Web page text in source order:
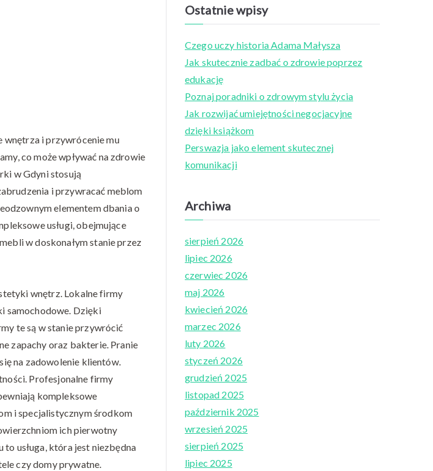
wnętrza i przywrócenie mu
co może wpływać na zdrowie
w Gdyni stosują
i przywracać meblom
elementem dbania o
usługi, obejmujące
w doskonałym stanie przez
wnętrz. Lokalne firmy
samochodowe. Dzięki
te są w stanie przywrócić
zapachy oraz bakterie. Pranie
na zadowolenie klientów.
Profesjonalne firmy
kompleksowe
i specjalistycznym środkom
ich pierwotny
to usługa, która jest niezbędna
czy domy prywatne.
Ostatnie wpisy
Czego uczy historia Adama Małysza
Jak skutecznie zadbać o zdrowie poprzez
edukację
Poznaj poradniki o zdrowym stylu życia
Jak rozwijać umiejętności negocjacyjne
dzięki książkom
Perswazja jako element skutecznej
komunikacji
Archiwa
sierpień 2026
lipiec 2026
czerwiec 2026
maj 2026
kwiecień 2026
marzec 2026
luty 2026
styczeń 2026
grudzień 2025
listopad 2025
październik 2025
wrzesień 2025
sierpień 2025
lipiec 2025